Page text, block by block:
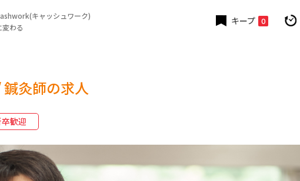
キャッシュワーク)
わる
キープ 0
灸師の求人
歓迎